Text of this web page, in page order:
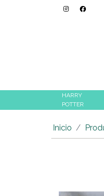
HARRY
POTTER
Inicio